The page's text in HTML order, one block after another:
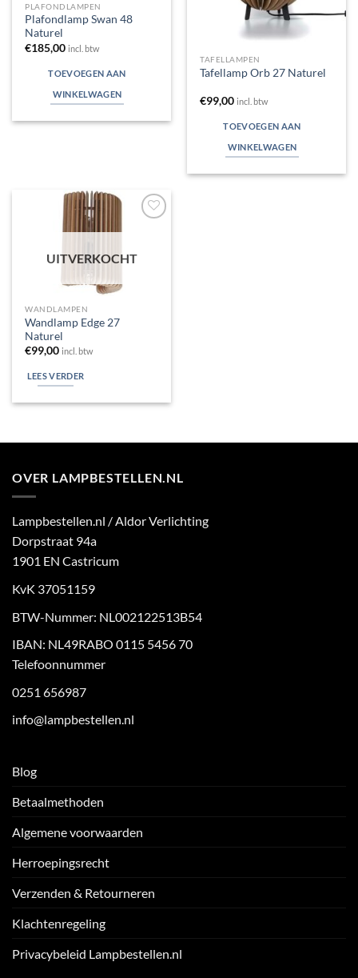
PLAFONDLAMPEN
Plafondlamp Swan 48
Naturel
€185,00 incl. btw
TOEVOEGEN AAN
WINKELWAGEN
TAFELLAMPEN
Tafellamp Orb 27 Naturel
€99,00 incl. btw
TOEVOEGEN AAN
WINKELWAGEN
UITVERKOCHT
WANDLAMPEN
Wandlamp Edge 27
Naturel
€99,00 incl. btw
LEES VERDER
OVER LAMPBESTELLEN.NL
Lampbestellen.nl / Aldor Verlichting
Dorpstraat 94a
1901 EN Castricum
KvK 37051159
BTW-Nummer: NL002122513B54
IBAN: NL49RABO 0115 5456 70
Telefoonnummer
0251 656987
info@lampbestellen.nl
Blog
Betaalmethoden
Algemene voorwaarden
Herroepingsrecht
Verzenden & Retourneren
Klachtenregeling
Privacybeleid Lampbestellen.nl